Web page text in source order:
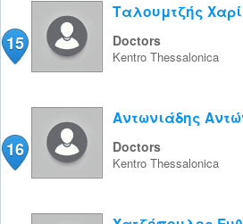
15
Ταλουμτζής
Doctors
Kentro Thessalonica
16
Αντωνιάδης
Doctors
Kentro Thessalonica